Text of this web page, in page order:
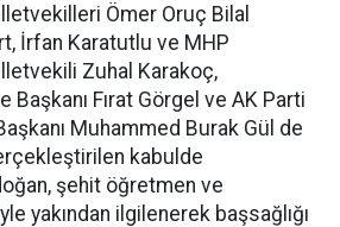
Ömer Oruç Bilal
İrfan Karatutlu ve MHP
Zuhal Karakoç,
Başkanı Fırat Görgel ve AK Parti
Muhammed Burak Gül de
kabulde
şehit öğretmen ve
yakından ilgilenerek başsağlığı